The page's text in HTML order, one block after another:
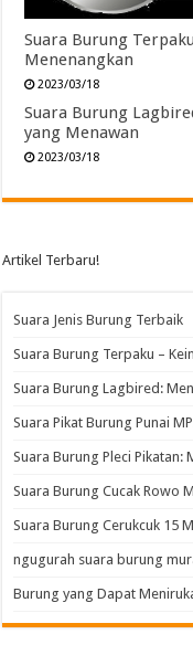
Suara Burung
Menenangkan
2023/03/18
Suara Burung
yang Menawan
2023/03/18
Artikel Terbaru!
Suara Jenis Burung Terbaik
Suara Burung Terpaku –
Suara Burung Lagbired:
Suara Pikat Burung Punai
Suara Burung Pleci
Suara Burung Cucak Rowo
Suara Burung Cerukcuk 15
ngugurah suara burung
Burung yang Dapat